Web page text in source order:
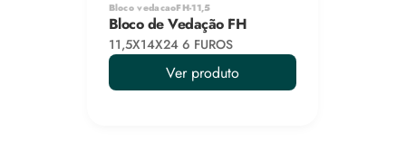
Bloco vedacaoFH-11,5
Bloco de Vedação FH
11,5X14X24 6 FUROS
Ver produto